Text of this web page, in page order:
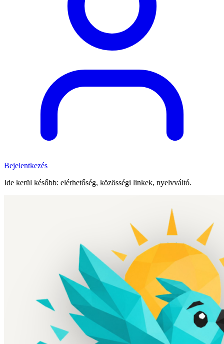
Bejelentkezés
Ide kerül később: elérhetőség, közösségi linkek, nyelvváltó.